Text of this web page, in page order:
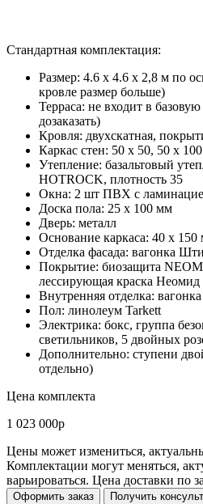
Стандартная комплектация:
Размер: 4.6 х 4.6 х 2,8 м по
кровле размер больше)
Терраса: не входит в
дозаказать)
Кровля: двухскатная,
Каркас стен: 50 х 50, 50 х
Утепление: базальтовый
HOTROCK, плотность 35
Окна: 2 шт ПВХ с
Доска пола: 25 х 100 мм
Дверь: металл
Основание каркаса: 40 х
Отделка фасада: вагонка
Покрытие: биозащита
лессирующая краска Неомид
Внутренняя отделка:
Пол: линолеум Tarkett
Электрика: бокс, группа
светильников, 5 двойных
Дополнительно: ступени
отдельно)
Цена комплекта
1 023 000р
Цены может измениться,
Комплектации могут меняться,
варьироваться. Цена доставки по